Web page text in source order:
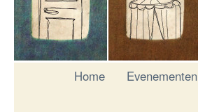
Home Evenementen